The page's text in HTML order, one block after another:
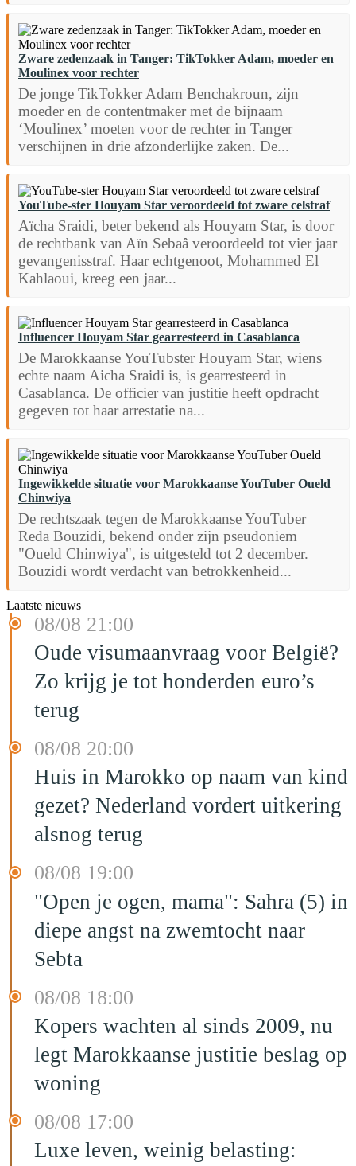
Zware zedenzaak in Tanger: TikTokker Adam, moeder en
Moulinex voor rechter
De jonge TikTokker Adam Benchakroun, zijn
moeder en de contentmaker met de bijnaam
‘Moulinex’ moeten voor de rechter in Tanger
verschijnen in drie afzonderlijke zaken. De...
YouTube-ster Houyam Star veroordeeld tot zware celstraf
Aïcha Sraidi, beter bekend als Houyam Star, is door
de rechtbank van Aïn Sebaâ veroordeeld tot vier jaar
gevangenisstraf. Haar echtgenoot, Mohammed El
Kahlaoui, kreeg een jaar...
Influencer Houyam Star gearresteerd in Casablanca
De Marokkaanse YouTubster Houyam Star, wiens
echte naam Aicha Sraidi is, is gearresteerd in
Casablanca. De officier van justitie heeft opdracht
gegeven tot haar arrestatie na...
Ingewikkelde situatie voor Marokkaanse YouTuber Oueld
Chinwiya
De rechtszaak tegen de Marokkaanse YouTuber
Reda Bouzidi, bekend onder zijn pseudoniem
"Oueld Chinwiya", is uitgesteld tot 2 december.
Bouzidi wordt verdacht van betrokkenheid...
Laatste nieuws
08/08 21:00
Oude visumaanvraag voor België?
Zo krijg je tot honderden euro’s
terug
08/08 20:00
Huis in Marokko op naam van kind
gezet? Nederland vordert uitkering
alsnog terug
08/08 19:00
"Open je ogen, mama": Sahra (5) in
diepe angst na zwemtocht naar
Sebta
08/08 18:00
Kopers wachten al sinds 2009, nu
legt Marokkaanse justitie beslag op
woning
08/08 17:00
Luxe leven, weinig belasting: